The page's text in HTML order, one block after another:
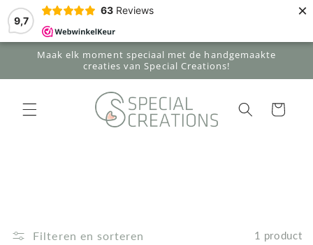
9,7
63 Reviews ×
Meteen
naar de
content
Maak elk moment speciaal met de handgemaakte
creaties van Special Creations!
Winkelwagen
Filteren en sorteren 1 product